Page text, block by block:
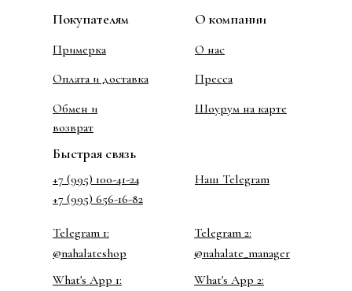
Примерка
О нас
Оплата и доставка
Обмен и
возврат
Покупателям О компании
Пресса
Шоурум на карте
Быстрая связь
+7 (995) 100-41-24
Telegram 1:
Наш Telegram
@nahalate_manager
Telegram 2:
@nahalateshop
What's App 1:
What's App 2:
+7 (995) 656-16-82